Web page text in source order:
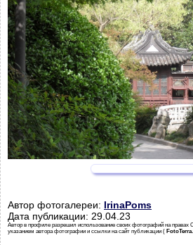
Автор фотогалереи: IrinaPoms
Дата публикации: 29.04.23
Автор в профиле разрешил использование своих фотографий на
указанием автора фотографии и ссылки на сайт публикации (